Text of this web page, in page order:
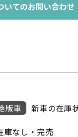
いてのお問い合わせ
版車
新車の在庫
庫なし・完売